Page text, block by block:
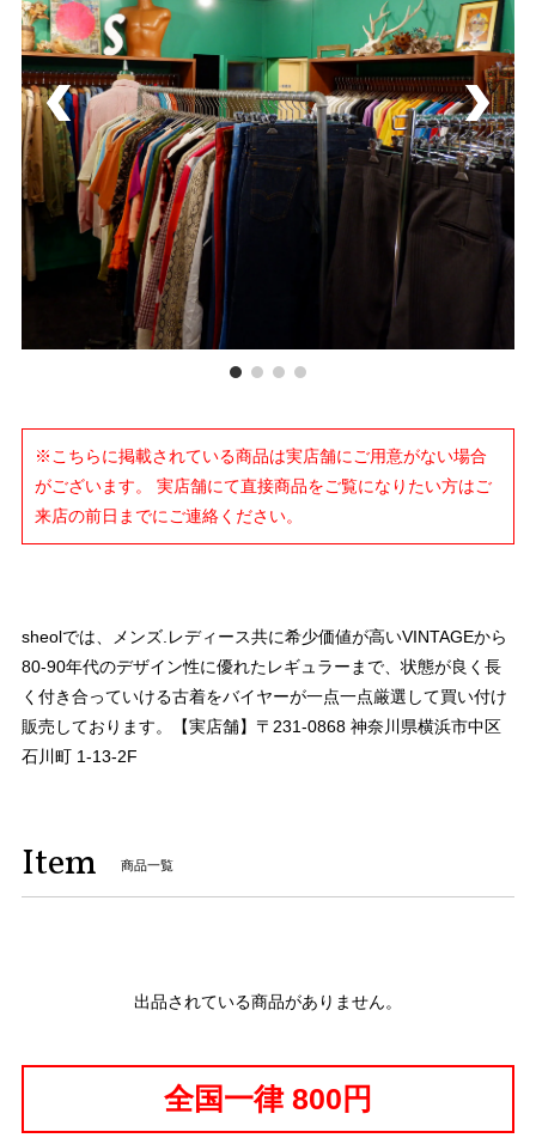
※こちらに掲載されている商品は実店舗にご用意がない場合
がございます。 実店舗にて直接商品をご覧になりたい方はご
来店の前日までにご連絡ください。
sheolでは、メンズ.レディース共に希少価値が高いVINTAGEから
80-90年代のデザイン性に優れたレギュラーまで、状態が良く長
く付き合っていける古着をバイヤーが一点一点厳選して買い付け
販売しております。【実店舗】〒231-0868 神奈川県横浜市中区
石川町 1-13-2F
Item 商品一覧
出品されている商品がありません。
全国一律 800円